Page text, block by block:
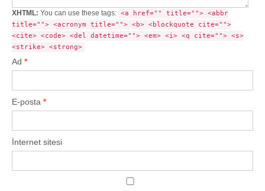
XHTML: You can use these tags: <a href="" title=""> <abbr
title=""> <acronym title=""> <b> <blockquote cite="">
<cite> <code> <del datetime=""> <em> <i> <q cite=""> <s>
<strike> <strong>
Ad *
E-posta *
İnternet sitesi